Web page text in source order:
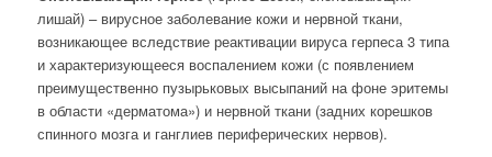
лишай) – вирусное заболевание кожи и нервной ткани,
возникающее вследствие реактивации вируса герпеса 3 типа
и характеризующееся воспалением кожи (с появлением
преимущественно пузырьковых высыпаний на фоне эритемы
в области «дерматома») и нервной ткани (задних корешков
спинного мозга и ганглиев периферических нервов).